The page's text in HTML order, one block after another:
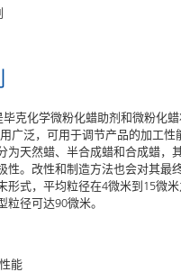
毕克化学微粉化蜡助剂和微粉化
广泛，可用于调节产品的加工性
为天然蜡、半合成蜡和合成蜡，
性。改性和制造方法也会对其最
形式，平均粒径在4微米到15微
粒径可达90微米。
能